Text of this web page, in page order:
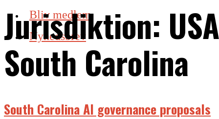
Bliv medlem
Nyhedsbrev
Jurisdiktion:
South Carolina
South Carolina AI governance proposals